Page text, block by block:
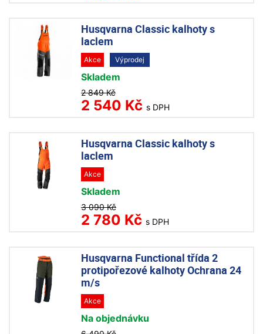
Husqvarna Classic kalhoty s
laclem
Akce Výprodej
Skladem
2 849 Kč
2 540 Kč s DPH
Husqvarna Classic kalhoty s
laclem
Akce
Skladem
3 090 Kč
2 780 Kč s DPH
Husqvarna Functional třída 2
protipořezové kalhoty Ochrana 24
m/s
Akce
Na objednávku